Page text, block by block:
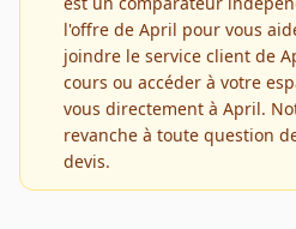
l'offre de April pour vous
joindre le service client de
cours ou accéder à votre
vous directement à April.
revanche à toute question
devis.